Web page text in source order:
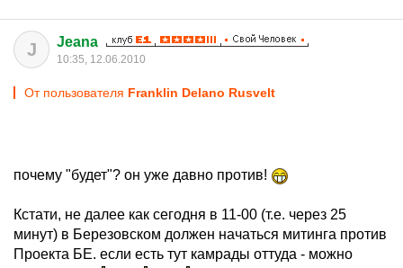
J Jeana
10:35, 12.06.2010
От пользователя Franklin Delano Rusvelt
почему "будет"? он уже давно против!
Кстати, не далее как сегодня в 11-00 (т.е. через 25
минут) в Березовском должен начаться митинга против
Проекта БЕ. если есть тут камрады оттуда - можно